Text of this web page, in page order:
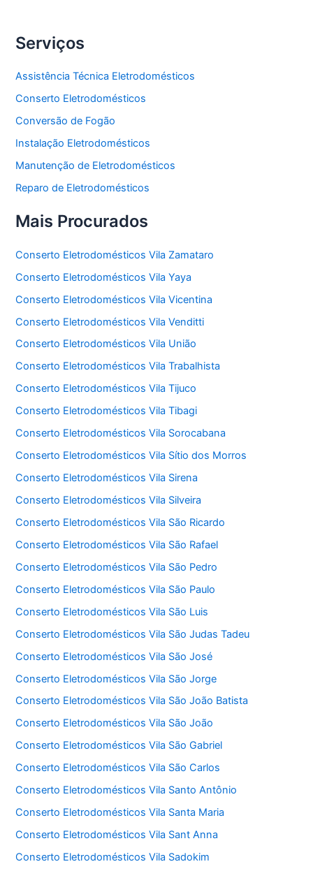
Serviços
Assistência Técnica Eletrodomésticos
Conserto Eletrodomésticos
Conversão de Fogão
Instalação Eletrodomésticos
Manutenção de Eletrodomésticos
Reparo de Eletrodomésticos
Mais Procurados
Conserto Eletrodomésticos Vila Zamataro
Conserto Eletrodomésticos Vila Yaya
Conserto Eletrodomésticos Vila Vicentina
Conserto Eletrodomésticos Vila Venditti
Conserto Eletrodomésticos Vila União
Conserto Eletrodomésticos Vila Trabalhista
Conserto Eletrodomésticos Vila Tijuco
Conserto Eletrodomésticos Vila Tibagi
Conserto Eletrodomésticos Vila Sorocabana
Conserto Eletrodomésticos Vila Sítio dos Morros
Conserto Eletrodomésticos Vila Sirena
Conserto Eletrodomésticos Vila Silveira
Conserto Eletrodomésticos Vila São Ricardo
Conserto Eletrodomésticos Vila São Rafael
Conserto Eletrodomésticos Vila São Pedro
Conserto Eletrodomésticos Vila São Paulo
Conserto Eletrodomésticos Vila São Luis
Conserto Eletrodomésticos Vila São Judas Tadeu
Conserto Eletrodomésticos Vila São José
Conserto Eletrodomésticos Vila São Jorge
Conserto Eletrodomésticos Vila São João Batista
Conserto Eletrodomésticos Vila São João
Conserto Eletrodomésticos Vila São Gabriel
Conserto Eletrodomésticos Vila São Carlos
Conserto Eletrodomésticos Vila Santo Antônio
Conserto Eletrodomésticos Vila Santa Maria
Conserto Eletrodomésticos Vila Sant Anna
Conserto Eletrodomésticos Vila Sadokim